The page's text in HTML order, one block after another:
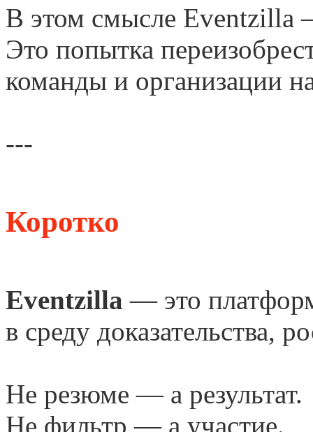
В этом смысле Eventzilla
Это попытка
команды и организации
---
Коротко
Eventzilla — это
в среду доказательства,
Не резюме — а результат.
Не фильтр — а участие.